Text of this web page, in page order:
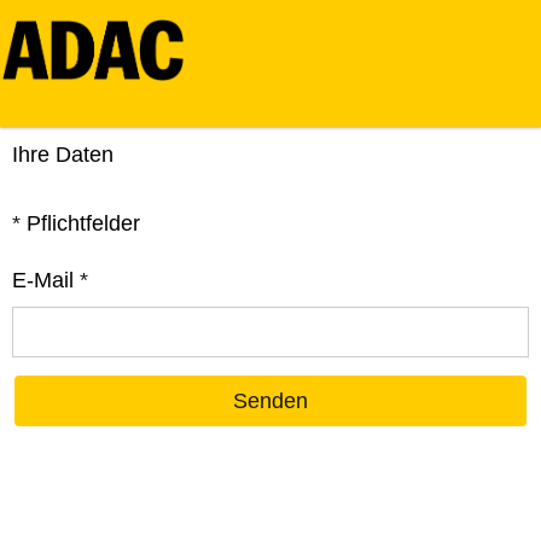
Ihre Daten
* Pflichtfelder
E-Mail *
Senden